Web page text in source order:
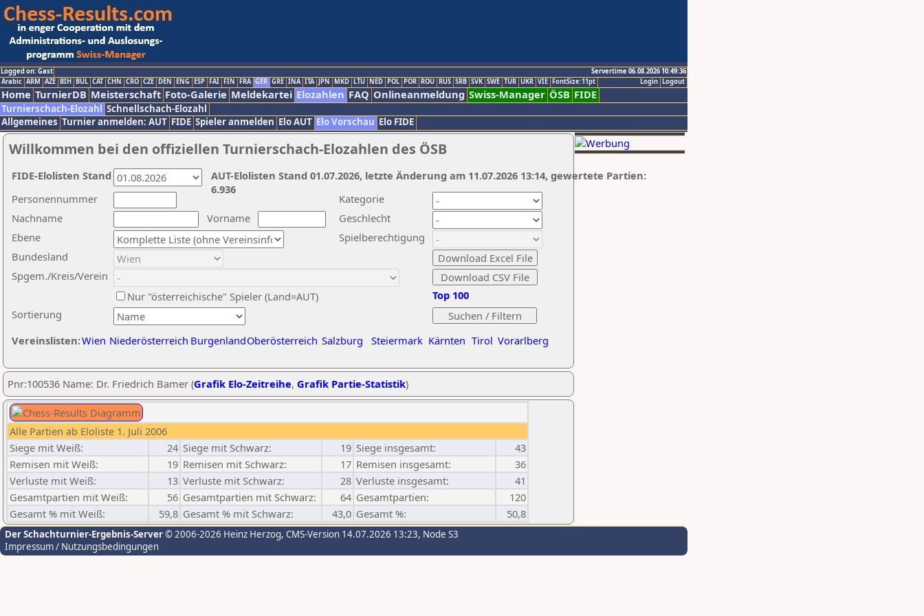
Logged on: Gast
Servertime 06.08.2026 10:49:36
Logout
Login
Arabic ARM AZE BIH BUL CAT CHN CRO CZE DEN ENG ESP FAI FIN FRA GER GRE INA ITA JPN MKD LTU NED POL POR ROU RUS SRB SVK SWE TUR UKR VIE FontSize:11pt
Home TurnierDB Meisterschaft Foto-Galerie Meldekartei Elozahlen FAQ Onlineanmeldung Swiss-Manager ÖSB FIDE
Turnierschach-Elozahl Schnellschach-Elozahl
Allgemeines Turnier anmelden: AUT FIDE Spieler anmelden Elo AUT Elo Vorschau Elo FIDE
Willkommen bei den offiziellen Turnierschach-Elozahlen des ÖSB
Nachname
Vorname
Ebene
Kategorie
Sortierung
Personennummer
Bundesland
Spgem./Kreis/Verein
Geschlecht
Nur "österreichische" Spieler (Land=AUT)
Spielberechtigung
Vereinslisten:Wien Niederösterreich BurgenlandOberösterreich Salzburg Steiermark Kärnten Tirol Vorarlberg
Top 100
AUT-Elolisten Stand 01.07.2026, letzte Änderung am 11.07.2026 13:14, gewertete Partien:
6.936
FIDE-Elolisten Stand
Pnr:100536 Name: Dr. Friedrich Bamer (Grafik Elo-Zeitreihe, Grafik Partie-Statistik)
Alle Partien ab Eloliste 1. Juli 2006
Siege mit Weiß:
24 Siege mit Schwarz: 19 Siege insgesamt:
43
Remisen mit Weiß:
19 Remisen mit Schwarz: 17 Remisen insgesamt:
36
Verluste mit Weiß:
13 Verluste mit Schwarz: 28 Verluste insgesamt:
41
Gesamtpartien mit Weiß:
56 Gesamtpartien mit Schwarz: 64 Gesamtpartien:
120
Gesamt % mit Weiß:
59,8 Gesamt % mit Schwarz: 43,0 Gesamt %: 50,8
Der Schachturnier-Ergebnis-Server© 2006-2026 Heinz Herzog, CMS-Version 14.07.2026 13:23, Node S3
Impressum / Nutzungsbedingungen